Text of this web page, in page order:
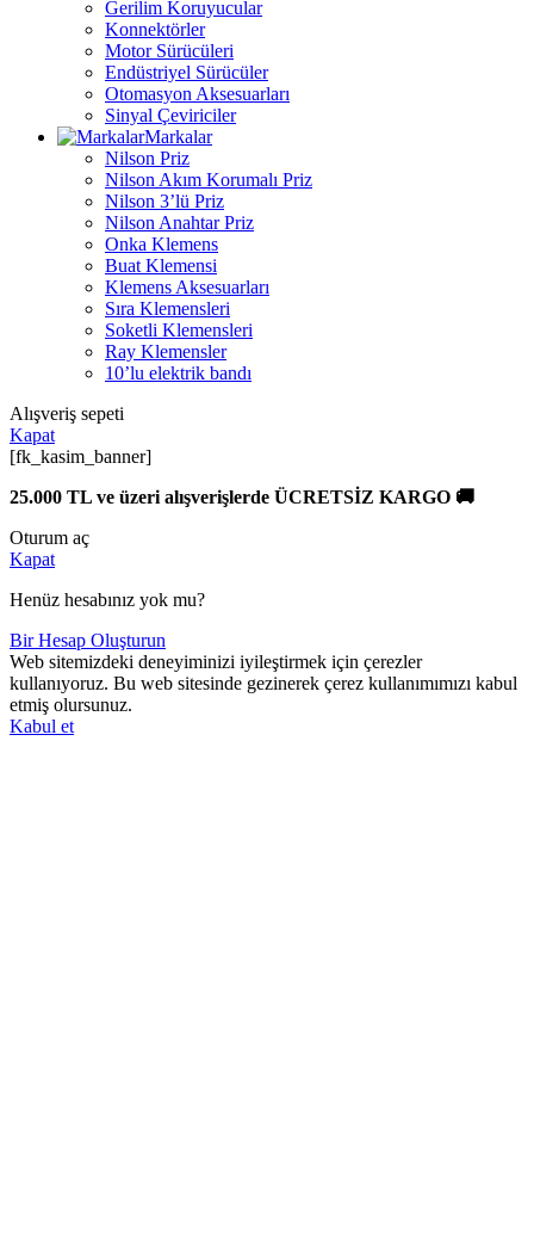
Gerilim Koruyucular
Konnektörler
Motor Sürücüleri
Endüstriyel Sürücüler
Otomasyon Aksesuarları
Sinyal Çeviriciler
Markalar
Nilson Priz
Nilson Akım Korumalı Priz
Nilson 3’lü Priz
Nilson Anahtar Priz
Onka Klemens
Buat Klemensi
Klemens Aksesuarları
Sıra Klemensleri
Soketli Klemensleri
Ray Klemensler
10’lu elektrik bandı
Alışveriş sepeti
Kapat
[fk_kasim_banner]
25.000 TL ve üzeri alışverişlerde ÜCRETSİZ KARGO 🚚
Oturum aç
Kapat
Henüz hesabınız yok mu?
Bir Hesap Oluşturun
Web sitemizdeki deneyiminizi iyileştirmek için çerezler
kullanıyoruz. Bu web sitesinde gezinerek çerez kullanımımızı kabul
etmiş olursunuz.
Kabul et